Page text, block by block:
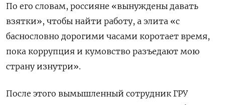
По его словам, россияне «вынуждены давать
взятки», чтобы найти работу, а элита «с
баснословно дорогими часами коротает время,
пока коррупция и кумовство разъедают мою
страну изнутри».
После этого вымышленный сотрудник ГРУ